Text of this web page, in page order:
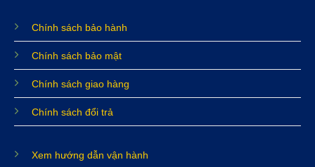
Chính sách bảo hành
Chính sách bảo mật
Chính sách giao hàng
Chính sách đổi trả
Xem hướng dẫn vận hành